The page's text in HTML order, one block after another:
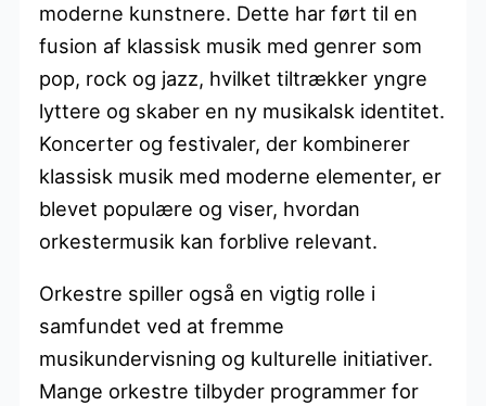
moderne kunstnere. Dette har ført til en
fusion af klassisk musik med genrer som
pop, rock og jazz, hvilket tiltrækker yngre
lyttere og skaber en ny musikalsk identitet.
Koncerter og festivaler, der kombinerer
klassisk musik med moderne elementer, er
blevet populære og viser, hvordan
orkestermusik kan forblive relevant.
Orkestre spiller også en vigtig rolle i
samfundet ved at fremme
musikundervisning og kulturelle initiativer.
Mange orkestre tilbyder programmer for